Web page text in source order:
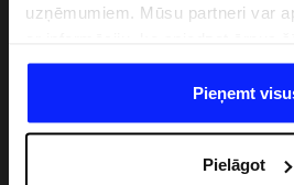
uzņēmumiem. Mūsu partneri var
datiem, ko viņi iegūst, izmantojot
Jūsu atļauju, mēs varam pārsūtīt
saviem partneriem, lai uzlabotu
saturu un uzlabotu mūsu partneru
Pieņemt
Pielāgot